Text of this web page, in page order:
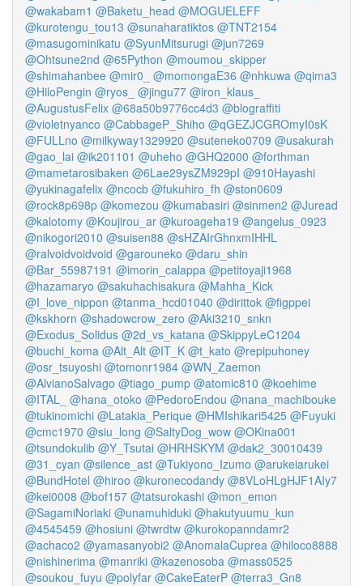
@wakabam1 @Baketu_head @MOGUELEFF
@kurotengu_tou13 @sunaharatiktos @TNT2154
@masugominikatu @SyunMitsurugi @jun7269
@Ohtsune2nd @65Python @moumou_skipper
@shimahanbee @mir0_ @momongaE36 @nhkuwa @qima3
@HiloPengin @ryos_ @jingu77 @iron_klaus_
@AugustusFelix @68a50b9776cc4d3 @blograffiti
@violetnyanco @CabbageP_Shiho @qGEZJCGROmyI0sK
@FULLno @milkyway1329920 @suteneko0709 @usakurah
@gao_lai @ik201101 @uheho @GHQ2000 @forthman
@mametarosibaken @6Lae29ysZM929pI @910Hayashi
@yukinagafelix @ncocb @fukuhiro_fh @ston0609
@rock8p698p @komezou @kumabasiri @sinmen2 @Juread
@kalotomy @Koujirou_ar @kuroageha19 @angelus_0923
@nikogori2010 @suisen88 @sHZAIrGhnxmIHHL
@ralvoidvoidvoid @garouneko @daru_shin
@Bar_55987191 @imorin_calappa @petitoyaji1968
@hazamaryo @sakuhachisakura @Mahha_Kick
@I_love_nippon @tanma_hcd01040 @dirittok @figppei
@kskhorn @shadowcrow_zero @Aki3210_snkn
@Exodus_Solidus @2d_vs_katana @SkippyLeC1204
@buchi_koma @Alt_Alt @IT_K @t_kato @repipuhoney
@osr_tsuyoshi @tomonr1984 @WN_Zaemon
@AlvianoSalvago @tiago_pump @atomic810 @koehime
@ITAL_ @hana_otoko @PedoroEndou @nana_machibouke
@tukinomichi @Latakia_Perique @HMIshikari5425 @Fuyuki
@cmc1970 @siu_long @SaltyDog_wow @OKina001
@tsundokulib @Y_Tsutai @HRHSKYM @dak2_30010439
@31_cyan @silence_ast @Tukiyono_Izumo @arukeiarukei
@BundHotel @hiroo @kuronecodandy @8VLoHLgHJF1AIy7
@kei0008 @bof157 @tatsurokashi @mon_emon
@SagamiNoriaki @unamuhiduki @hakutyuumu_kun
@4545459 @hosiuni @twrdtw @kurokopanndamr2
@achaco2 @yamasanyobi2 @AnomalaCuprea @hiloco8888
@nishinerima @manriki @kazenosoba @mass0525
@soukou_fuyu @polyfar @CakeEaterP @terra3_Gn8